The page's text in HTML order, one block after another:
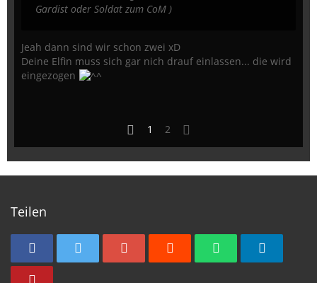
Gardist oder Soldat zum CoM )
Jeah dann sind wir schon zwei xD
Deine Elfin muss sich gar nich drauf einlassen... die wird
eingezogen
1 2
Teilen